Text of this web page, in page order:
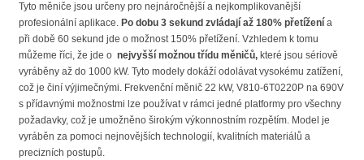
Tyto měniče jsou určeny pro nejnáročnější a nejkomplikovanější
profesionální aplikace. Po dobu 3 sekund zvládají až 180% přetížení a
při době 60 sekund jde o možnost 150% přetížení. Vzhledem k tomu
můžeme říci, že jde o nejvyšší možnou třídu měničů, které jsou sériově
vyráběny až do 1000 kW. Tyto modely dokáží odolávat vysokému zatížení,
což je činí výjimečnými. Frekvenční měnič 22 kW, V810-6T0220P na 690V
s přídavnými možnostmi lze používat v rámci jedné platformy pro všechny
požadavky, což je umožněno širokým výkonnostním rozpětím. Model je
vyráběn za pomoci nejnovějších technologií, kvalitních materiálů a
precizních postupů.